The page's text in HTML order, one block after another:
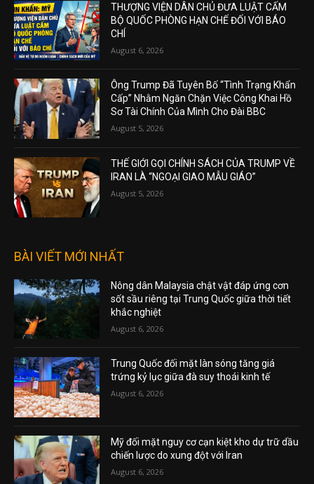
THƯỢNG VIỆN DÂN CHỦ ĐƯA LUẬT CẤM
BỘ QUỐC PHÒNG HẠN CHẾ ĐỐI VỚI BÁO
CHÍ
August 6, 2026
Ông Trump Đã Tuyên Bố “Tình Trạng Khẩn
Cấp” Nhằm Ngăn Chặn Việc Công Khai Hồ
Sơ Tài Chính Của Mình Cho Đài BBC
August 5, 2026
THẾ GIỚI GỌI CHÍNH SÁCH CỦA TRUMP VỀ
IRAN LÀ “NGOẠI GIAO MẪU GIÁO”
August 5, 2026
BÀI VIẾT MỚI NHẤT
Nông dân Malaysia chật vật đáp ứng cơn
sốt sầu riêng tại Trung Quốc giữa thời tiết
khắc nghiệt
August 6, 2026
Trung Quốc đối mặt làn sóng tăng giá
trứng kỷ lục giữa đà suy thoái kinh tế
August 6, 2026
Mỹ đối mặt nguy cơ cạn kiệt kho dự trữ dầu
chiến lược do xung đột với Iran
August 6, 2026